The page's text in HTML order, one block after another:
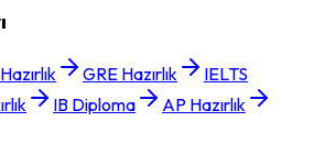
GRE Hazırlık
IELTS
IB Diploma AP Hazırlık